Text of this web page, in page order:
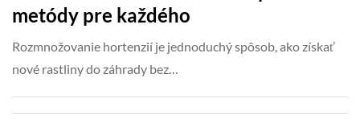
metódy pre každého
Rozmnožovanie hortenzií je jednoduchý spôsob, ako získať
nové rastliny do záhrady bez…